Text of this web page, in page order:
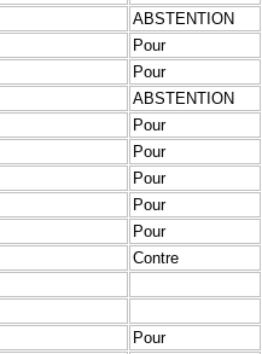
ABSTENTION
Pour
Pour
ABSTENTION
Pour
Pour
Pour
Pour
Pour
Contre
Pour